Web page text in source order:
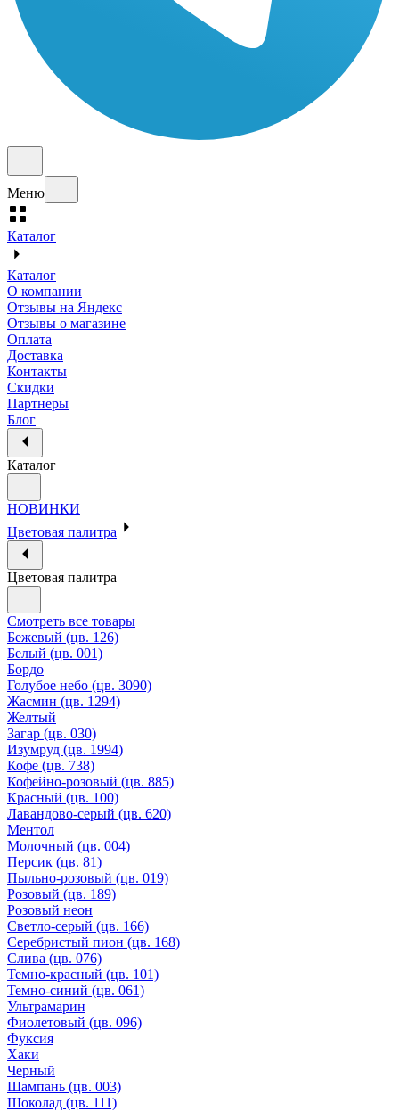
Меню
Каталог
Каталог
О компании
Отзывы на Яндекс
Отзывы о магазине
Оплата
Доставка
Контакты
Скидки
Партнеры
Блог
Каталог
НОВИНКИ
Цветовая палитра
Цветовая палитра
Смотреть все товары
Бежевый (цв. 126)
Белый (цв. 001)
Бордо
Голубое небо (цв. 3090)
Жасмин (цв. 1294)
Желтый
Загар (цв. 030)
Изумруд (цв. 1994)
Кофе (цв. 738)
Кофейно-розовый (цв. 885)
Красный (цв. 100)
Лавандово-серый (цв. 620)
Ментол
Молочный (цв. 004)
Персик (цв. 81)
Пыльно-розовый (цв. 019)
Розовый (цв. 189)
Розовый неон
Светло-серый (цв. 166)
Серебристый пион (цв. 168)
Слива (цв. 076)
Темно-красный (цв. 101)
Темно-синий (цв. 061)
Ультрамарин
Фиолетовый (цв. 096)
Фуксия
Хаки
Черный
Шампань (цв. 003)
Шоколад (цв. 111)